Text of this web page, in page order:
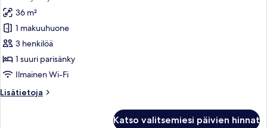
Executive-
huone,
1
suuri
parisänky
36 m²
1 makuuhuone
3 henkilöä
1 suuri parisänky
Ilmainen Wi-Fi
Lisätietoja
Lisätietoja
Katso valitsemiesi päivien hinnat